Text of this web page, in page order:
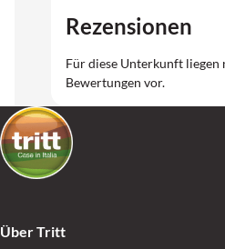
Rezensionen
Für diese Unterkunft liegen
Bewertungen vor.
Über Tritt